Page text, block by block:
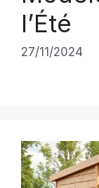
l’Été
27/11/2024